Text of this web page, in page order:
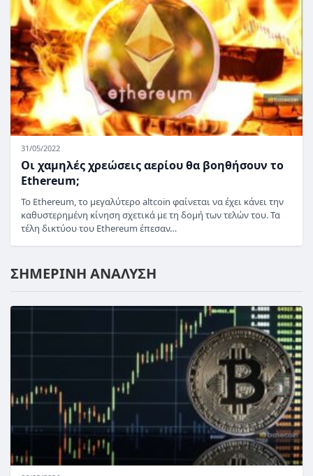
31/05/2022
Οι χαμηλές χρεώσεις αερίου θα βοηθήσουν το
Ethereum;
Το Ethereum, το μεγαλύτερο altcoin φαίνεται να έχει κάνει την
καθυστερημένη κίνηση σχετικά με τη δομή των τελών του. Τα
τέλη δικτύου του Ethereum έπεσαν…
ΣΗΜΕΡΙΝΗ ΑΝΑΛΥΣΗ